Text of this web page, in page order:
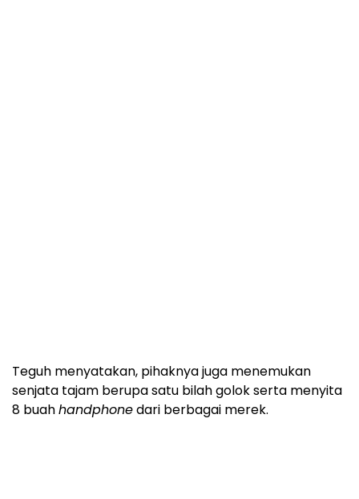
Teguh menyatakan, pihaknya juga menemukan
senjata tajam berupa satu bilah golok serta menyita
8 buahhandphonedari berbagai merek.